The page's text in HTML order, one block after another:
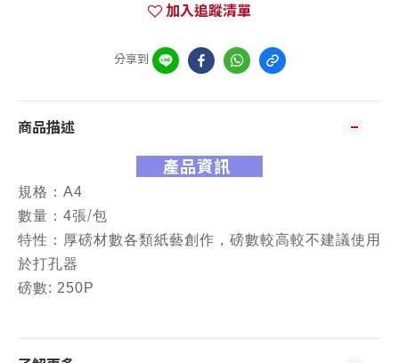
加入追蹤清單
分享到
商品描述
產品資訊
規格：A4
數量：4張/包
特性： 厚磅材數各類紙藝創作，磅數較高較不建議使用
於打孔器
磅數: 250P